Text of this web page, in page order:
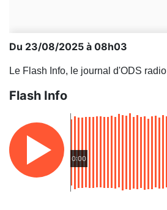
Du 23/08/2025 à 08h03
Le Flash Info, le journal d'ODS radio
Flash Info
0:00